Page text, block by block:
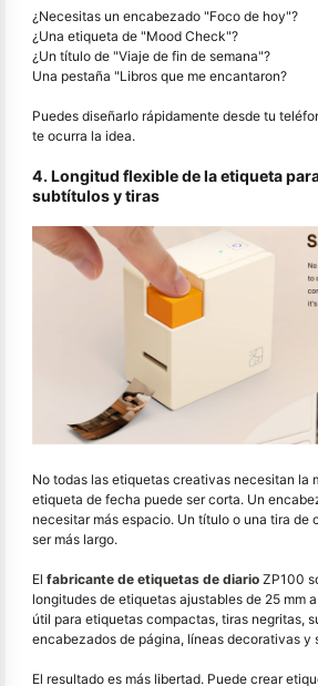
¿Necesitas un encabezado "Foco de hoy"?
¿Una etiqueta de "Mood Check"?
¿Un título de "Viaje de fin de semana"?
Una pestaña "Libros que me encantaron?
Puedes diseñarlo rápidamente desde tu
te ocurra la idea.
4. Longitud flexible de la etiqueta
subtítulos y tiras
No todas las etiquetas creativas necesitan la
etiqueta de fecha puede ser corta. Un
necesitar más espacio. Un título o una tira de
ser más largo.
El fabricante de etiquetas de diario ZP100
longitudes de etiquetas ajustables de 25 mm
útil para etiquetas compactas, tiras negritas,
encabezados de página, líneas decorativas y
El resultado es más libertad. Puede crear